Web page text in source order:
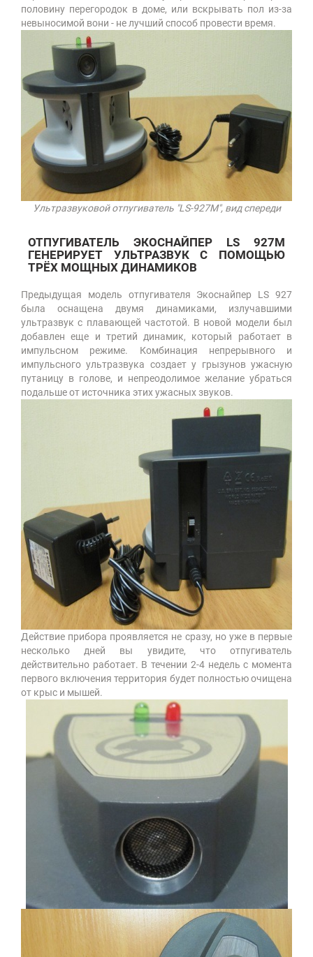
половину перегородок в доме, или вскрывать пол из-за
невыносимой вони - не лучший способ провести время.
Ультразвуковой отпугиватель "LS-927M", вид спереди
ОТПУГИВАТЕЛЬ ЭКОСНАЙПЕР LS 927M
ГЕНЕРИРУЕТ УЛЬТРАЗВУК С ПОМОЩЬЮ
ТРЁХ МОЩНЫХ ДИНАМИКОВ
Предыдущая модель отпугивателя Экоснайпер LS 927
была оснащена двумя динамиками, излучавшими
ультразвук с плавающей частотой. В новой модели был
добавлен еще и третий динамик, который работает в
импульсном режиме. Комбинация непрерывного и
импульсного ультразвука создает у грызунов ужасную
путаницу в голове, и непреодолимое желание убраться
подальше от источника этих ужасных звуков.
Действие прибора проявляется не сразу, но уже в первые
несколько дней вы увидите, что отпугиватель
действительно работает. В течении 2-4 недель с момента
первого включения территория будет полностью очищена
от крыс и мышей.